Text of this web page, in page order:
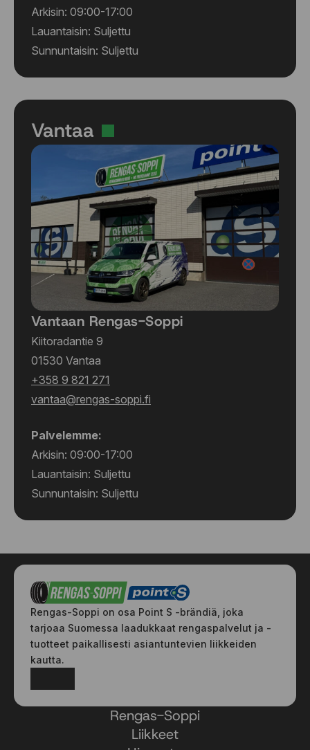
Arkisin: 09:00-17:00
Lauantaisin: Suljettu
Sunnuntaisin: Suljettu
Vantaa
Vantaan Rengas-Soppi
Kiitoradantie 9
01530 Vantaa
+358 9 821 271
vantaa@rengas-soppi.fi
Palvelemme:
Arkisin: 09:00-17:00
Lauantaisin: Suljettu
Sunnuntaisin: Suljettu
Rengas-Soppi on osa Point S -brändiä, joka
tarjoaa Suomessa laadukkaat rengaspalvelut ja -
tuotteet paikallisesti asiantuntevien liikkeiden
kautta.
Rengas-Soppi
Liikkeet